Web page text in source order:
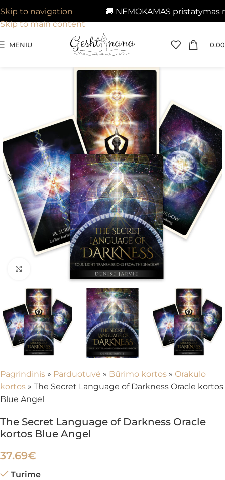
🚚 NEMOKAMAS pristatymas
Skip to navigation
Skip to main content
MENIU 0.00
Spustelėkite, kad padidintumėte
Pagrindinis » Parduotuvė » Būrimo kortos » Orakulo
kortos » The Secret Language of Darkness Oracle kortos
Blue Angel
The Secret Language of Darkness Oracle
kortos Blue Angel
37.69€
Turime